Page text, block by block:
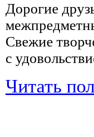
Дорогие
Свежие
с
Читать